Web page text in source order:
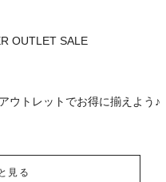
OUTLET SALE
ウトレットでお得に揃えよう♪
見る